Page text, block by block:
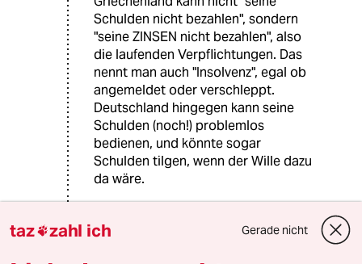
Schulden nicht bezahlen", sondern
"seine ZINSEN nicht bezahlen", also
die laufenden Verpflichtungen. Das
nennt man auch "Insolvenz", egal ob
angemeldet oder verschleppt.
Deutschland hingegen kann seine
Schulden (noch!) problemlos
bedienen, und könnte sogar
Schulden tilgen, wenn der Wille dazu
da wäre.
3G 3641 (Profil gelöscht)
13:04 Uhr
taz zahl ich Gerade nicht